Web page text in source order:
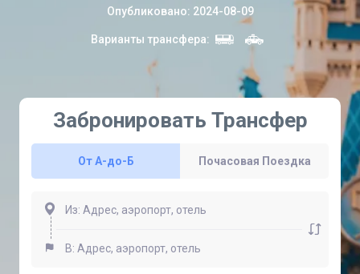
Опубликовано: 2024-08-09
Варианты трансфера:
Забронировать Трансфер
От A-до-Б Почасовая Поездка